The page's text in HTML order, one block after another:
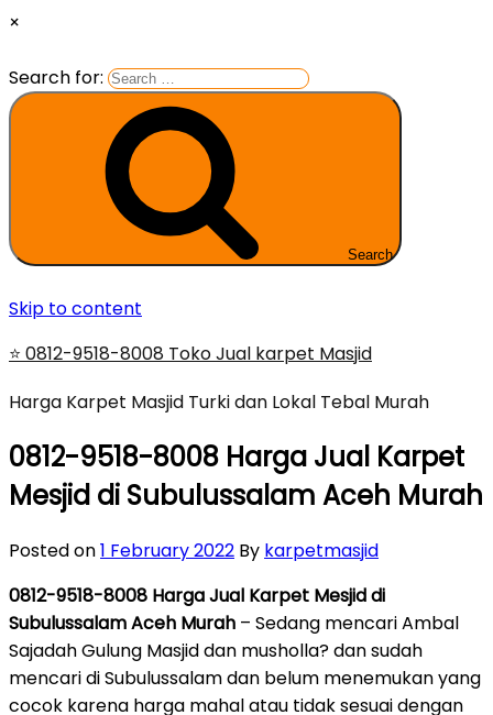
×
Search for:
Search
Skip to content
⭐ 0812-9518-8008 Toko Jual karpet Masjid
Harga Karpet Masjid Turki dan Lokal Tebal Murah
0812-9518-8008 Harga Jual Karpet
Mesjid di Subulussalam Aceh Murah
Posted on1 February 2022 By karpetmasjid
0812-9518-8008 Harga Jual Karpet Mesjid di
Subulussalam Aceh Murah – Sedang mencari Ambal
Sajadah Gulung Masjid dan musholla? dan sudah
mencari di Subulussalam dan belum menemukan yang
cocok karena harga mahal atau tidak sesuai dengan